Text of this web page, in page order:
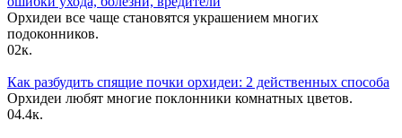
Орхидеи все чаще становятся украшением многих
подоконников.
02к.
Как разбудить спящие почки орхидеи: 2 действенных способа
Орхидеи любят многие поклонники комнатных цветов.
04.4к.